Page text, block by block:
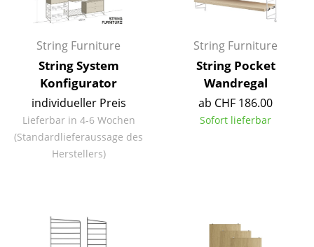
Licht
Hängeleuchten & Deckenleuchten
Tischleuchten
Schreibtischleuchten
Stehleuchten & Leseleuchten
Bodenleuchten
Akkuleuchten
String Furniture
String System
Konfigurator
individueller Preis
Lieferbar in 4-6 Wochen
(Standardlieferaussage des
Herstellers)
String Furniture
String Pocket
Wandregal
ab CHF 186.00
Sofort lieferbar